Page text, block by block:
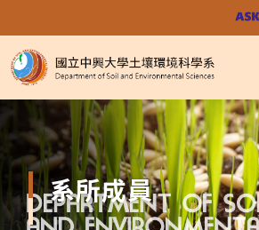
系所成員